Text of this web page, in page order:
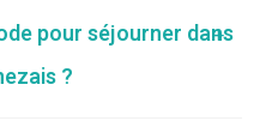
pour séjourner dans
?